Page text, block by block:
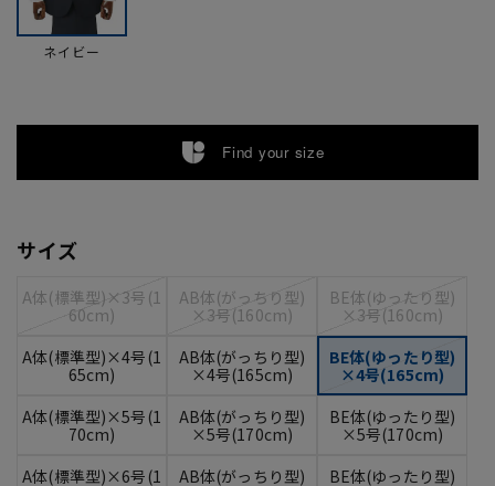
ネイビー
Find your size
サイズ
A体(標準型)×3号(1
60cm)
AB体(がっちり型)
×3号(160cm)
BE体(ゆったり型)
×3号(160cm)
A体(標準型)×4号(1
65cm)
AB体(がっちり型)
×4号(165cm)
BE体(ゆったり型)
×4号(165cm)
A体(標準型)×5号(1
70cm)
AB体(がっちり型)
×5号(170cm)
BE体(ゆったり型)
×5号(170cm)
A体(標準型)×6号(1
AB体(がっちり型)
BE体(ゆったり型)